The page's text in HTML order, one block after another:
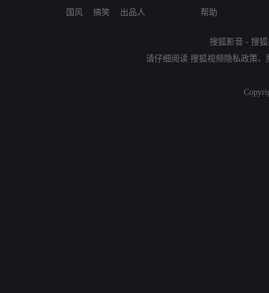
国风
搞笑
出品人
帮助
搜狐影音 - 搜
请仔细阅读 搜狐视频隐私政策、